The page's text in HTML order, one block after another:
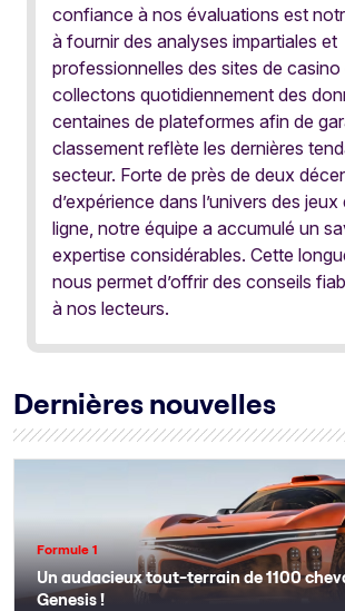
confiance à nos évaluations est
à fournir des analyses impartiales et
professionnelles des sites de casino
collectons quotidiennement des
centaines de plateformes afin de
classement reflète les dernières
secteur. Forte de près de deux
d’expérience dans l’univers des jeux
ligne, notre équipe a accumulé un
expertise considérables. Cette
nous permet d’offrir des conseils
à nos lecteurs.
Dernières nouvelles
Formule 1
Un audacieux tout-terrain de 1100
Genesis !